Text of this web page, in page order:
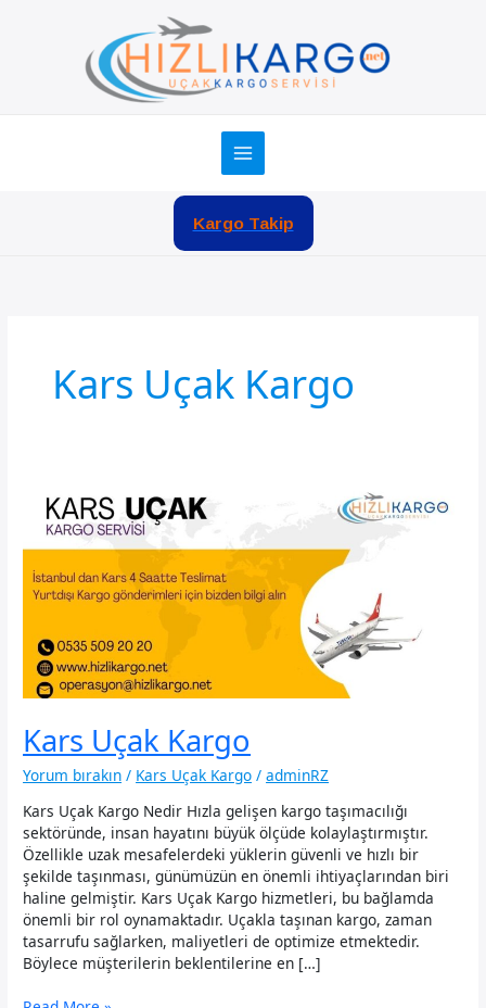
Kargo Takip
Kars Uçak Kargo
Kars Uçak Kargo
Yorum bırakın / Kars Uçak Kargo /adminRZ
Kars Uçak Kargo Nedir Hızla gelişen kargo taşımacılığı
sektöründe, insan hayatını büyük ölçüde kolaylaştırmıştır.
Özellikle uzak mesafelerdeki yüklerin güvenli ve hızlı bir
şekilde taşınması, günümüzün en önemli ihtiyaçlarından biri
haline gelmiştir. Kars Uçak Kargo hizmetleri, bu bağlamda
önemli bir rol oynamaktadır. Uçakla taşınan kargo, zaman
tasarrufu sağlarken, maliyetleri de optimize etmektedir.
Böylece müşterilerin beklentilerine en […]